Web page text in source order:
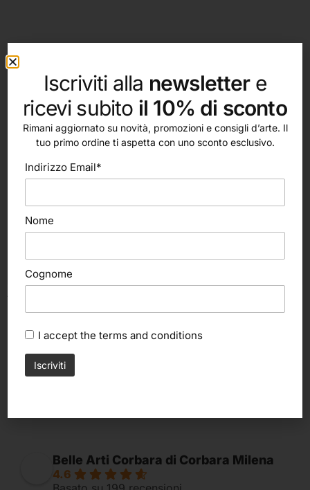
altri nostri prodotti
Palette Knife Set (Daler Rowney) Stecca in legno (Tintoretto)
Belle Arti Corbara di Corbara Milena
4.6
Iscriviti alla newslettere
ricevi subito il 10% di sconto
Rimani aggiornato su novità, promozioni e consigli d’arte. Il
tuo primo ordine ti aspetta con uno sconto esclusivo.
Indirizzo Email*
Nome
Cognome
I accept the terms and conditions